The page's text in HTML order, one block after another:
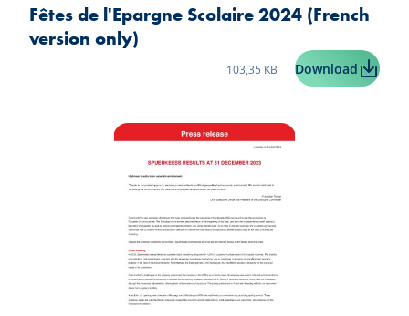
Fêtes de l'Epargne Scolaire 2024 (French
version only)
Taille du fichier:
103,35 KB Download Fêtes